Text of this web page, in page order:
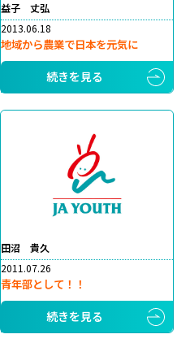
益子 丈弘
2013.06.18
地域から農業で日本を元気に
続きを見る
田沼 貴久
2011.07.26
青年部として！！
続きを見る